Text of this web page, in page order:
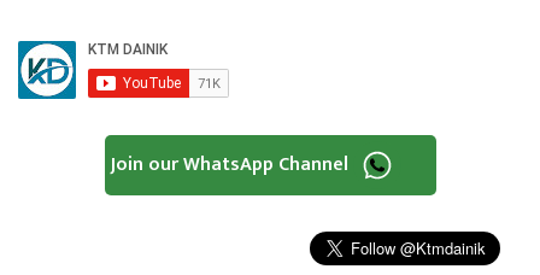
Join our WhatsApp Channel